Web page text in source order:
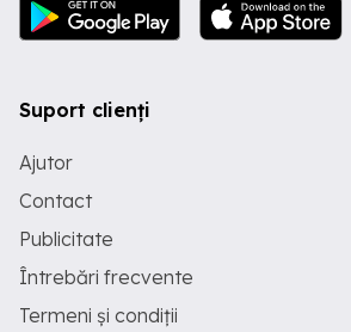
Suport clienți
Ajutor
Contact
Publicitate
Întrebări frecvente
Termeni și condiții